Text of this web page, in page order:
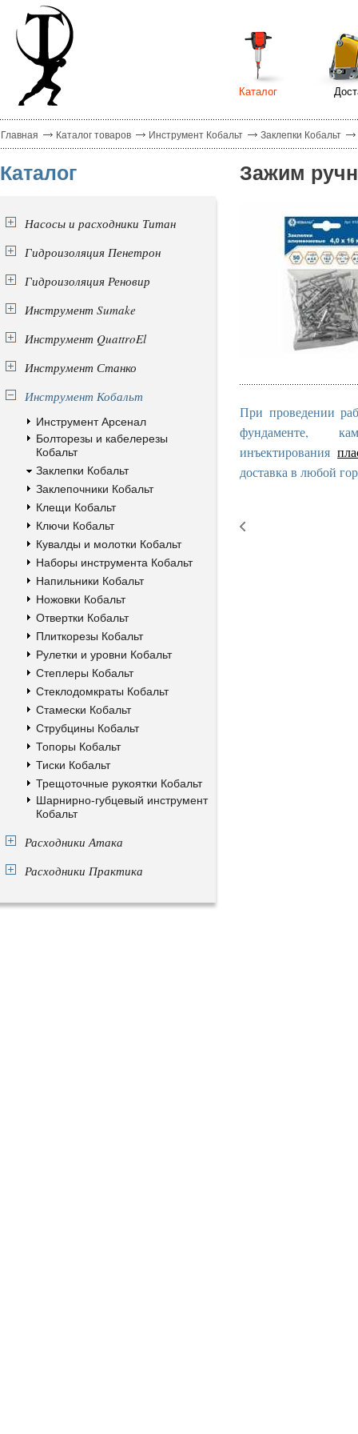
Каталог
Главная Каталог товаров Инструмент Кобальт Заклепки Кобальт
Каталог
Насосы и расходники Титан
Гидроизоляция Пенетрон
Гидроизоляция Реновир
Инструмент Sumake
Инструмент QuattroEl
Инструмент Станко
Инструмент Кобальт
Инструмент Арсенал
Болторезы и кабелерезы
Кобальт
Заклепки Кобальт
Заклепочники Кобальт
Клещи Кобальт
Ключи Кобальт
Кувалды и молотки Кобальт
Наборы инструмента Кобальт
Напильники Кобальт
Ножовки Кобальт
Отвертки Кобальт
Плиткорезы Кобальт
Рулетки и уровни Кобальт
Степлеры Кобальт
Стеклодомкраты Кобальт
Стамески Кобальт
Струбцины Кобальт
Топоры Кобальт
Тиски Кобальт
Трещоточные рукоятки Кобальт
Шарнирно-губцевый инструмент
Кобальт
Расходники Атака
Расходники Практика
Зажим
При проведении
фундаменте,
инъектирования
доставка в любой